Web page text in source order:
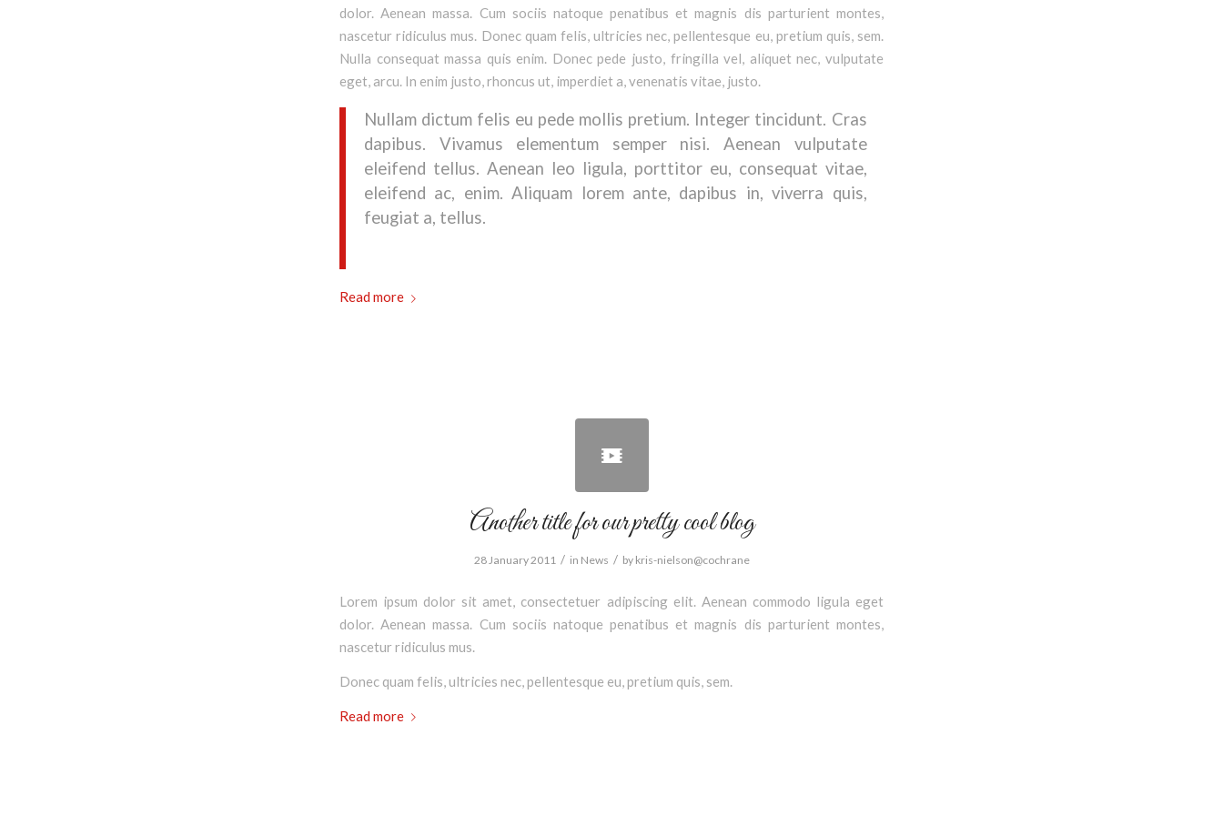
dolor. Aenean massa. Cum sociis natoque penatibus et magnis dis parturient montes,
nascetur ridiculus mus. Donec quam felis, ultricies nec, pellentesque eu, pretium quis, sem.
Nulla consequat massa quis enim. Donec pede justo, fringilla vel, aliquet nec, vulputate
eget, arcu. In enim justo, rhoncus ut, imperdiet a, venenatis vitae, justo.
Nullam dictum felis eu pede mollis pretium. Integer tincidunt. Cras
dapibus. Vivamus elementum semper nisi. Aenean vulputate
eleifend tellus. Aenean leo ligula, porttitor eu, consequat vitae,
eleifend ac, enim. Aliquam lorem ante, dapibus in, viverra quis,
feugiat a, tellus.
Read more
Another title for our pretty cool blog
28 January 2011 / in News / by kris-nielson@cochrane
Lorem ipsum dolor sit amet, consectetuer adipiscing elit. Aenean commodo ligula eget
dolor. Aenean massa. Cum sociis natoque penatibus et magnis dis parturient montes,
nascetur ridiculus mus.
Donec quam felis, ultricies nec, pellentesque eu, pretium quis, sem.
Read more